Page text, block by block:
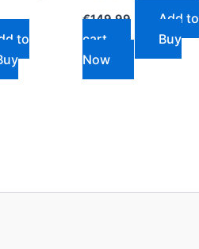
to
€149.99
Add to
cart
Buy
Now